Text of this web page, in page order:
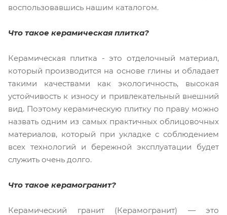
воспользовавшись нашим каталогом.
Что такое керамическая плитка?
Керамическая плитка - это отделочный материал,
который производится на основе глины и обладает
такими качествами как экологичность, высокая
устойчивость к износу и привлекательный внешний
вид. Поэтому керамическую плитку по праву можно
назвать одним из самых практичных облицовочных
материалов, который при укладке с соблюдением
всех технологий и бережной эксплуатации будет
служить очень долго.
Что такое керамогранит?
Керамический гранит (Керамогранит) — это